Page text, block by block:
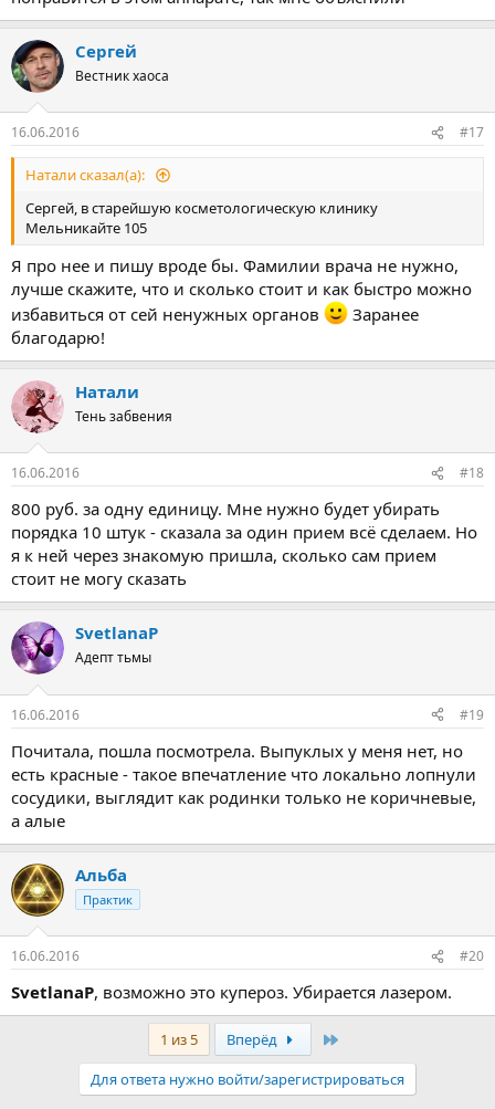
Сергей
Вестник хаоса
16.06.2016 #17
Натали сказал(а):
Сергей, в старейшую косметологическую клинику
Мельникайте 105
Я про нее и пишу вроде бы. Фамилии врача не нужно,
лучше скажите, что и сколько стоит и как быстро можно
избавиться от сей ненужных органов
Заранее
благодарю!
Натали
Тень забвения
16.06.2016 #18
800 руб. за одну единицу. Мне нужно будет убирать
порядка 10 штук - сказала за один прием всё сделаем. Но
я к ней через знакомую пришла, сколько сам прием
стоит не могу сказать
SvetlanaP
Адепт тьмы
16.06.2016 #19
Почитала, пошла посмотрела. Выпуклых у меня нет, но
есть красные - такое впечатление что локально лопнули
сосудики, выглядит как родинки только не коричневые,
а алые
Альба
Практик
16.06.2016 #20
SvetlanaP, возможно это купероз. Убирается лазером.
1 из 5 Вперёд
Для ответа нужно войти/зарегистрироваться